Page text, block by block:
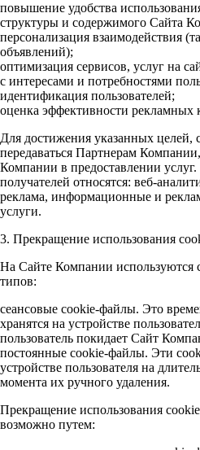
повышение удобства
структуры и содержимого Сайта
персонализация взаимодействия
объявлений);
оптимизация сервисов, услуг на
с интересами и потребностями
идентификация пользователей;
оценка эффективности рекламных
Для достижения указанных целей,
передаваться Партнерам
Компании в предоставлении
получателей относятся: веб-
реклама, информационные и
услуги.
3. Прекращение использования
На Сайте Компании используются
типов:
сеансовые cookie-файлы. Это
хранятся на устройстве
пользователь покидает Сайт
постоянные cookie-файлы. Эти
устройстве пользователя на
момента их ручного удаления.
Прекращение использования
возможно путем: